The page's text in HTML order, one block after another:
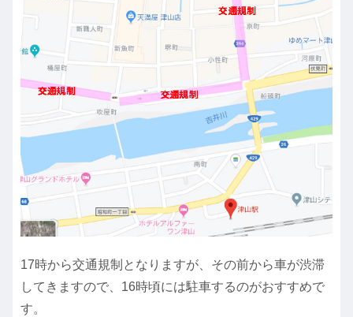
17時から交通規制となりますが、その前から車が渋滞
してきますので、16時頃には駐車するのがおすすめで
す。